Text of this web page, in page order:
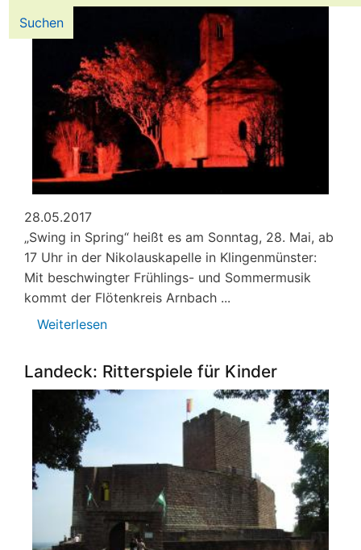
Suchen
28.05.2017
„Swing in Spring“ heißt es am Sonntag, 28. Mai, ab
17 Uhr in der Nikolauskapelle in Klingenmünster:
Mit beschwingter Frühlings- und Sommermusik
kommt der Flötenkreis Arnbach ...
Weiterlesen
in
Nikolauskapelle
Landeck: Ritterspiele für Kinder